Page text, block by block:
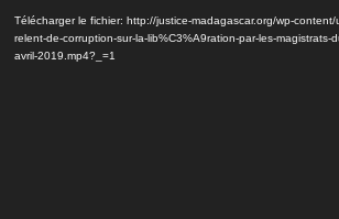
Télécharger le fichier: http://justice-madagascar.org/wp-
relent-de-corruption-sur-la-lib%C3%A9ration-par-les-
avril-2019.mp4?_=1